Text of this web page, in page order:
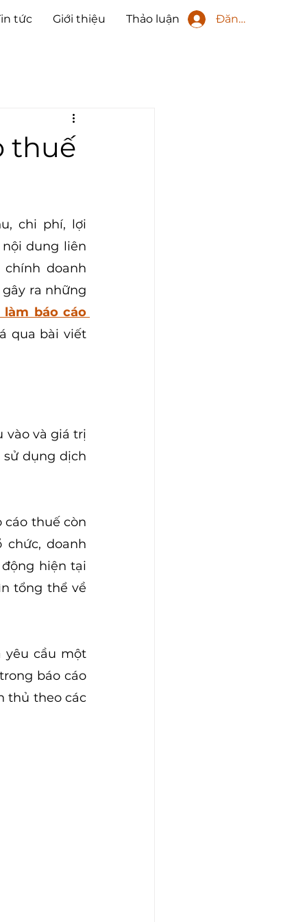
tức Giới thiệu Thảo luận Đăng nhập
thuế
chi phí, lợi
dung liên
doanh
ra những
làm báo cáo
qua bài viết
vào và giá trị
dụng dịch
cáo thuế còn
doanh
hiện tại
tổng thể về
yêu cầu một
báo cáo
thủ theo các